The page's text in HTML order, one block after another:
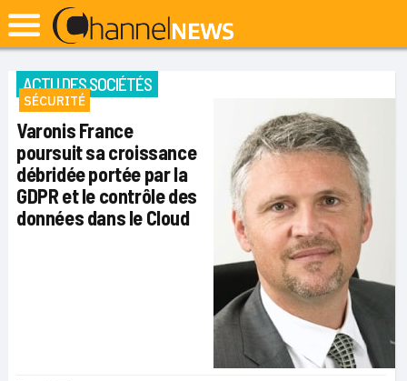
ACTU DES SOCIÉTÉS
SÉCURITÉ
Varonis France
poursuit sa croissance
débridée portée par la
GDPR et le contrôle des
données dans le Cloud